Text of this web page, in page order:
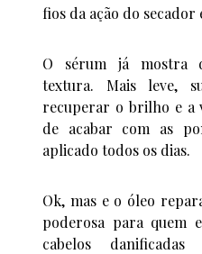
fios da ação do secador
O sérum já mostra
textura. Mais leve,
recuperar o brilho e a
de acabar com as
aplicado todos os dias.
Ok, mas e o óleo
poderosa para quem
cabelos